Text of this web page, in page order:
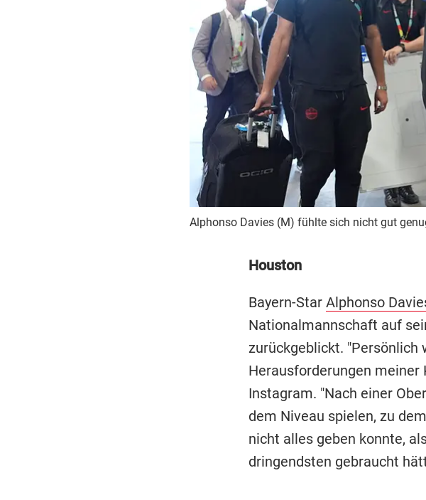
Alphonso Davies (M) fühlte sich nicht gut
Houston
Bayern-Star Alphonso
Nationalmannschaft auf
zurückgeblickt. "Persönlich
Herausforderungen meiner
Instagram. "Nach einer
dem Niveau spielen, zu
nicht alles geben konnte,
dringendsten gebraucht